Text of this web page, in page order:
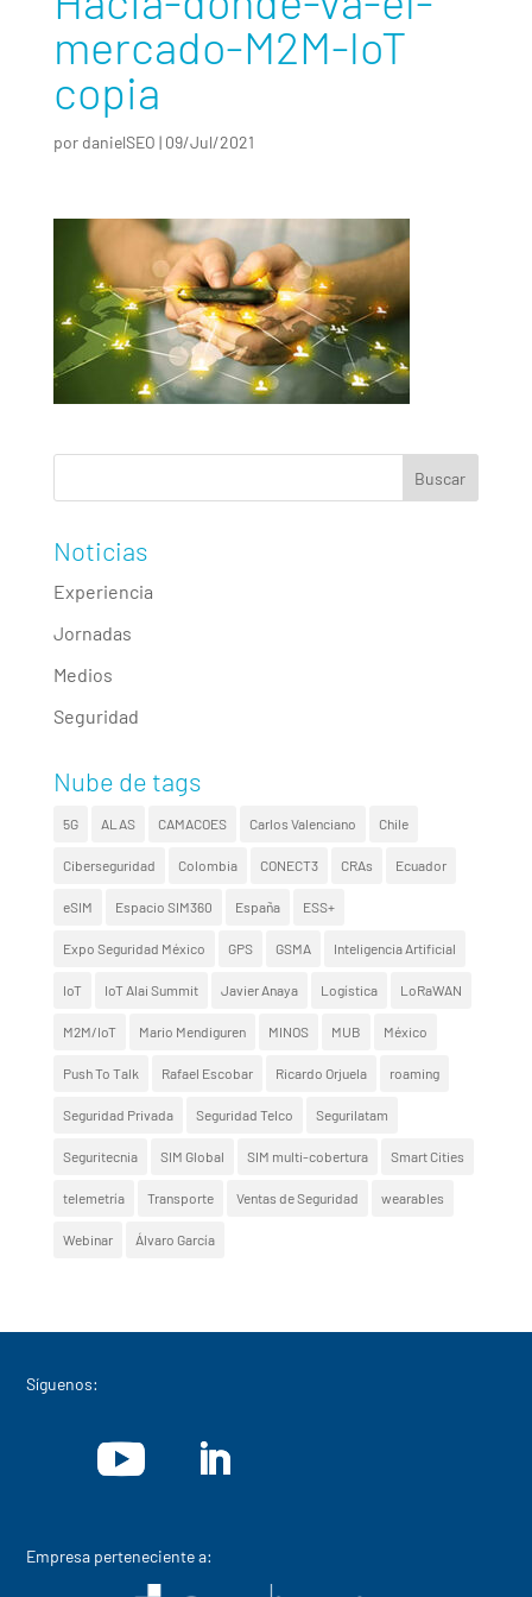
mercado-M2M-loT
copia
por danielSEO | 09/Jul/2021
Noticias
Experiencia
Jornadas
Medios
Seguridad
Nube de tags
5G ALAS CAMACOES Carlos Valenciano Chile
Ciberseguridad Colombia CONECT3 CRAs Ecuador
eSIM Espacio SIM360 España ESS+
Expo Seguridad México GPS GSMA Inteligencia Artificial
IoT IoT Alai Summit Javier Anaya Logística LoRaWAN
M2M/IoT Mario Mendiguren MINOS MUB México
Push To Talk Rafael Escobar Ricardo Orjuela roaming
Seguridad Privada Seguridad Telco Segurilatam
Seguritecnia SIM Global SIM multi-cobertura Smart Cities
telemetría Transporte Ventas de Seguridad wearables
Webinar Álvaro García
Síguenos:
Empresa perteneciente a: